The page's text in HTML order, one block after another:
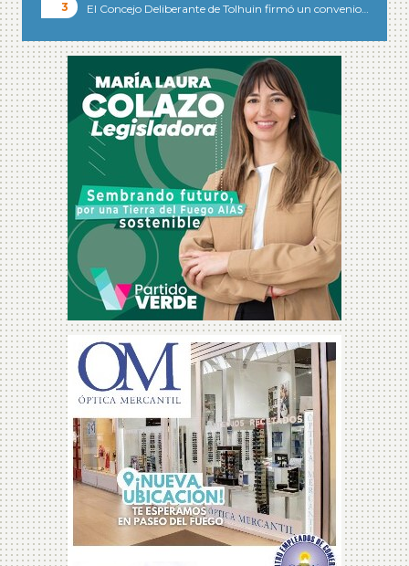
El Concejo Deliberante de Tolhuin firmó un convenio…